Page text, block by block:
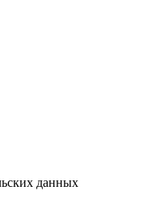
данных